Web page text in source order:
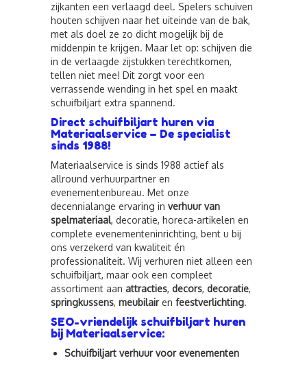
zijkanten een verlaagd deel. Spelers schuiven
houten schijven naar het uiteinde van de bak,
met als doel ze zo dicht mogelijk bij de
middenpin te krijgen. Maar let op: schijven die
in de verlaagde zijstukken terechtkomen,
tellen niet mee! Dit zorgt voor een
verrassende wending in het spel en maakt
schuifbiljart extra spannend.
Direct schuifbiljart huren via
Materiaalservice – De specialist
sinds 1988!
Materiaalservice is sinds 1988 actief als
allround verhuurpartner en
evenementenbureau. Met onze
decennialange ervaring in verhuur van
spelmateriaal, decoratie, horeca-artikelen en
complete evenementeninrichting, bent u bij
ons verzekerd van kwaliteit én
professionaliteit. Wij verhuren niet alleen een
schuifbiljart, maar ook een compleet
assortiment aan attracties, decors, decoratie,
springkussens, meubilairen feestverlichting.
SEO-vriendelijk schuifbiljart huren
bij Materiaalservice:
Schuifbiljart verhuur voor evenementen